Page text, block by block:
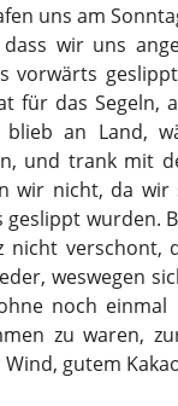
uns am
wir uns
vorwärts
für das Segeln,
blieb an Land,
und trank mit
wir nicht, da wir
geslippt wurden.
nicht verschont,
weswegen
noch einmal
zu waren,
gutem